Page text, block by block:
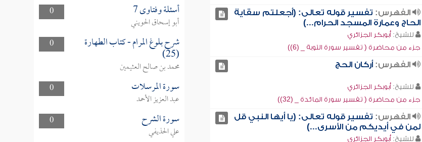
الفهرس: تفسير قوله تعالى: (أجعلتم سقاية
الحاج وعمارة المسجد الحرام...)
للشيخ: أبوبكر الجزائري
جزء من محاضرة ( تفسير سورة التوبة _ (6))
الفهرس: أركان الحج
للشيخ: أبوبكر الجزائري
جزء من محاضرة ( تفسير سورة المائدة _ (32))
الفهرس: تفسير قوله تعالى: (يا أيها النبي قل
لمن في أيديكم من الأسرى...)
للشيخ: أبوبكر الجزائري
0 أسئلة وفتاوى 7
أبو إسحاق الحويني
0
شرح بلوغ المرام - كتاب الطهارة
(25)
محمد بن صالح العثيمين
0
سورة المرسلات
عبد العزيز الأحمد
0
سورة الشرح
علي الحذيفي